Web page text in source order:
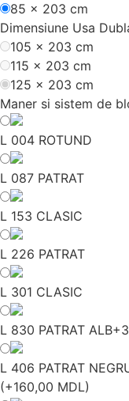
85 x 203 cm
Dimensiune Usa
105 x 203 cm
115 x 203 cm
125 x 203 cm
Maner si sistem de
L 004 ROTUND
L 087 PATRAT
L 153 CLASIC
L 226 PATRAT
L 301 CLASIC
L 830 PATRAT
L 406 PATRAT
(+160,00 MDL)